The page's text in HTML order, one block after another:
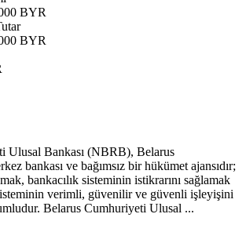
BYR
BYR
Ulusal Bankası (NBRB), Belarus
bankası ve bağımsız bir hükümet ajansıdır;
bankacılık sisteminin istikrarını sağlamak
verimli, güvenilir ve güvenli işleyişini
Belarus Cumhuriyeti Ulusal ...